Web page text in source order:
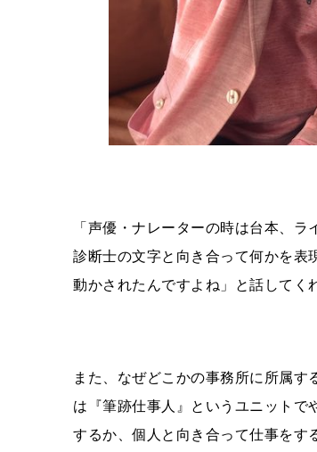
「声優・ナレーターの時は台本、
診断士の文字と向き合って何かを表
動かされたんですよね」と話してく
また、なぜどこかの事務所に所属
は『筆跡仕事人』というユニットで
するか、個人と向き合って仕事をす